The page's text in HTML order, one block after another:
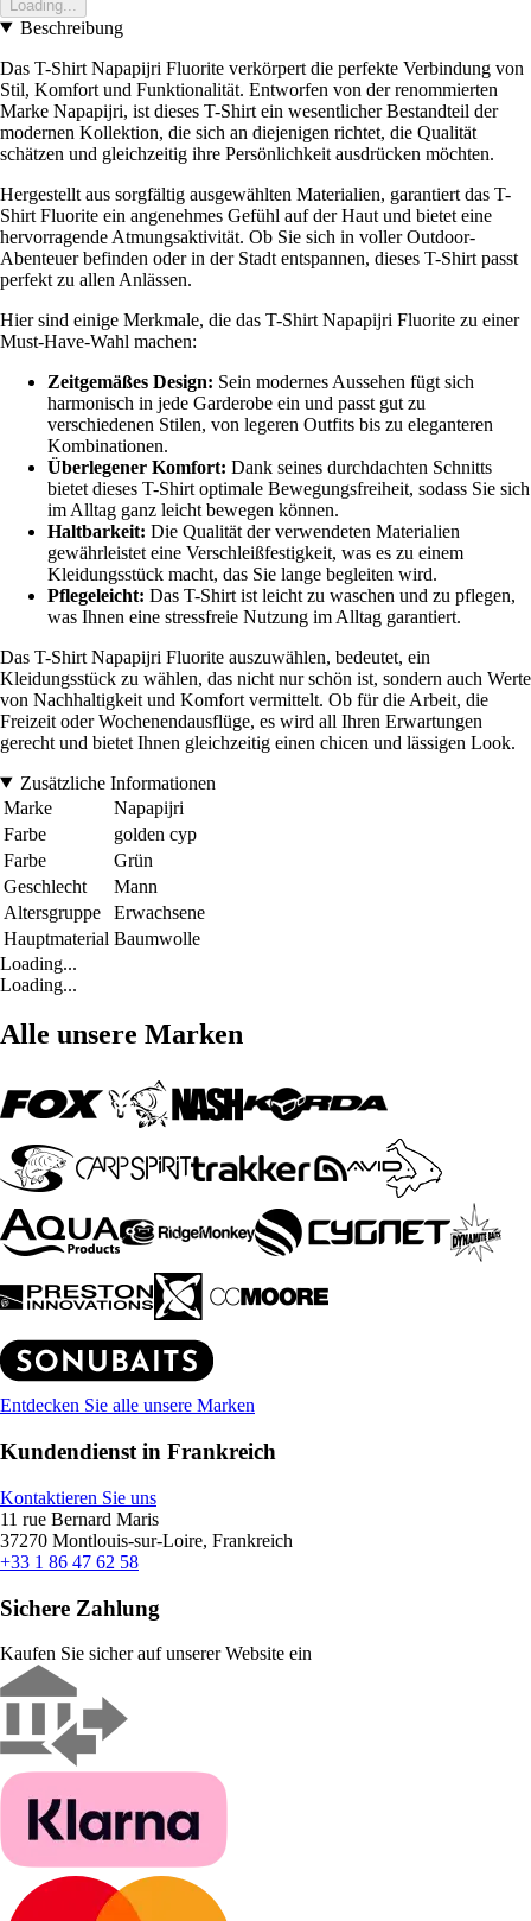
Loading...
Beschreibung
Das T-Shirt Napapijri Fluorite verkörpert die perfekte Verbindung von
Stil, Komfort und Funktionalität. Entworfen von der renommierten
Marke Napapijri, ist dieses T-Shirt ein wesentlicher Bestandteil der
modernen Kollektion, die sich an diejenigen richtet, die Qualität
schätzen und gleichzeitig ihre Persönlichkeit ausdrücken möchten.
Hergestellt aus sorgfältig ausgewählten Materialien, garantiert das T-
Shirt Fluorite ein angenehmes Gefühl auf der Haut und bietet eine
hervorragende Atmungsaktivität. Ob Sie sich in voller Outdoor-
Abenteuer befinden oder in der Stadt entspannen, dieses T-Shirt passt
perfekt zu allen Anlässen.
Hier sind einige Merkmale, die das T-Shirt Napapijri Fluorite zu einer
Must-Have-Wahl machen:
Zeitgemäßes Design: Sein modernes Aussehen fügt sich
harmonisch in jede Garderobe ein und passt gut zu
verschiedenen Stilen, von legeren Outfits bis zu eleganteren
Kombinationen.
Überlegener Komfort: Dank seines durchdachten Schnitts
bietet dieses T-Shirt optimale Bewegungsfreiheit, sodass Sie sich
im Alltag ganz leicht bewegen können.
Haltbarkeit: Die Qualität der verwendeten Materialien
gewährleistet eine Verschleißfestigkeit, was es zu einem
Kleidungsstück macht, das Sie lange begleiten wird.
Pflegeleicht: Das T-Shirt ist leicht zu waschen und zu pflegen,
was Ihnen eine stressfreie Nutzung im Alltag garantiert.
Das T-Shirt Napapijri Fluorite auszuwählen, bedeutet, ein
Kleidungsstück zu wählen, das nicht nur schön ist, sondern auch Werte
von Nachhaltigkeit und Komfort vermittelt. Ob für die Arbeit, die
Freizeit oder Wochenendausflüge, es wird all Ihren Erwartungen
gerecht und bietet Ihnen gleichzeitig einen chicen und lässigen Look.
Zusätzliche Informationen
Marke
Napapijri
Farbe
golden cyp
Farbe
Grün
Geschlecht
Mann
Altersgruppe
Erwachsene
Hauptmaterial Baumwolle
Loading...
Loading...
Alle unsere Marken
Entdecken Sie alle unsere Marken
Kundendienst in Frankreich
Kontaktieren Sie uns
11 rue Bernard Maris
37270 Montlouis-sur-Loire, Frankreich
+33 1 86 47 62 58
Sichere Zahlung
Kaufen Sie sicher auf unserer Website ein